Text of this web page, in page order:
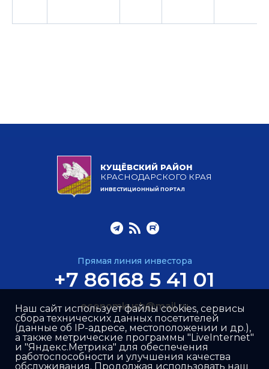
КУЩЁВСКИЙ РАЙОН
КРАСНОДАРСКОГО КРАЯ
ИНВЕСТИЦИОННЫЙ ПОРТАЛ
Прямая линия инвестора
+7 86168 5 41 01
economkush@mail.ru
Наш сайт использует файлы cookies, сервисы
сбора технических данных посетителей
(данные об IP-адресе, местоположении и др.),
а также метрические программы "LiveInternet"
и "Яндекс.Метрика" для обеспечения
работоспособности и улучшения качества
обслуживания. Продолжая использовать наш